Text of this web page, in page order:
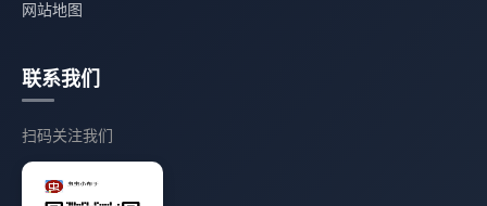
网站地图
联系我们
扫码关注我们